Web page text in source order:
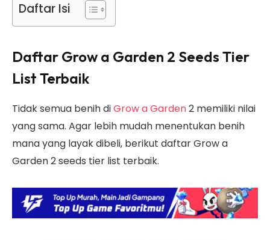
Daftar Isi
Daftar Grow a Garden 2 Seeds Tier
List Terbaik
Tidak semua benih diGrow a Garden2 memiliki nilai
yang sama. Agar lebih mudah menentukan benih
mana yang layak dibeli, berikut daftar Grow a
Garden 2 seeds tier list terbaik.